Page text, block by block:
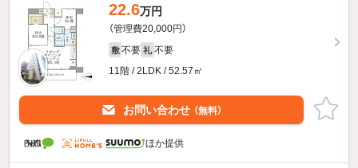
22.6万円
（管理費20,000円）
敷 不要 礼 不要
11階 / 2LDK / 52.57㎡
お問い合わせ （無料）
ほか提供